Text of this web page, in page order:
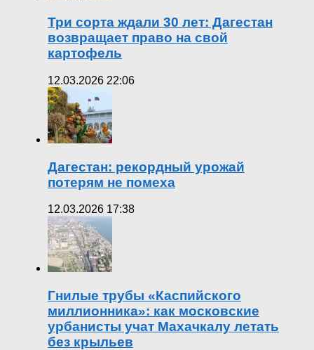
Три сорта ждали 30 лет: Дагестан
возвращает право на свой
картофель
12.03.2026 22:06
Дагестан: рекордный урожай
потерям не помеха
12.03.2026 17:38
Гнилые трубы «Каспийского
миллионника»: как московские
урбанисты учат Махачкалу летать
без крыльев